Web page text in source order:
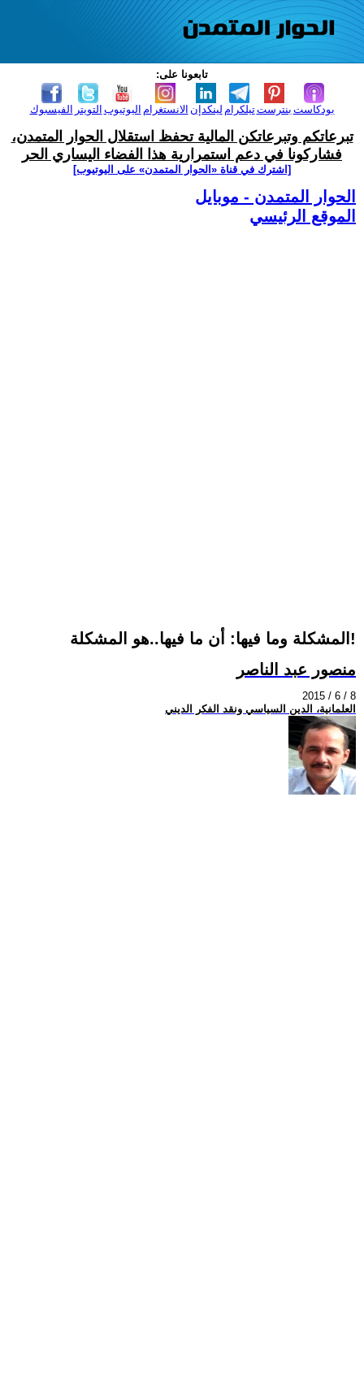
تابعونا على:
الفيسبوك التويتر اليوتيوب الانستغرام لينكدإن تيلكرامبنترست بودكاست
تبرعاتكم وتبرعاتكن المالية تحفظ استقلال الحوار المتمدن،
فشاركونا في دعم استمرارية هذا الفضاء اليساري الحر
[اشترك في قناة ‫«الحوار المتمدن» على اليوتيوب]
الحوار المتمدن - موبايل
الموقع الرئيسي
المشكلة وما فيها: أن ما فيها..هو المشكلة!
منصور عبد الناصر
2015 / 6 / 8
العلمانية، الدين السياسي ونقد الفكر الديني